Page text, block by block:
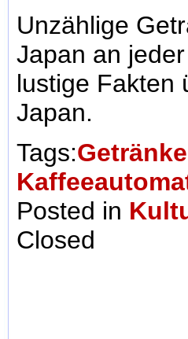
Unzählige
Japan an
lustige Fakten
Japan.
Tags:Getränke
Posted in
Closed